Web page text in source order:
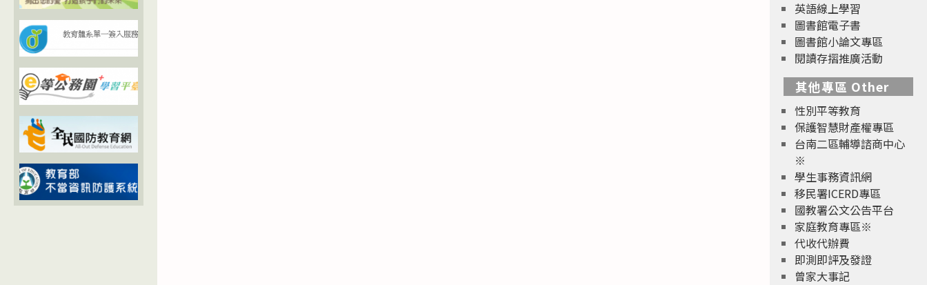
英語線上學習
圖書館電子書
圖書館小論文專區
閱讀存摺推廣活動
其他專區 Other
性別平等教育
保護智慧財產權專區
台南二區輔導諮商中心
※
學生事務資訊網
移民署ICERD專區
國教署公文公告平台
家庭教育專區※
代收代辦費
即測即評及發證
曾家大事記